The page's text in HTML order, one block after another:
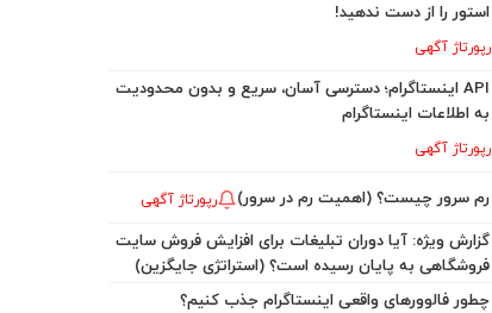
استور را از دست ندهید!
رپورتاژ آگهی
API اینستاگرام؛ دسترسی آسان، سریع و بدون محدودیت
به اطلاعات اینستاگرام
رپورتاژ آگهی
رم سرور چیست؟ (اهمیت رم در سرور) رپورتاژ آگهی
گزارش ویژه: آیا دوران تبلیغات برای افزایش فروش سایت
فروشگاهی به پایان رسیده است؟ (استراتژی جایگزین)
چطور فالوورهای واقعی اینستاگرام جذب کنیم؟